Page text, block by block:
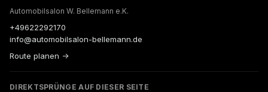
Automobilsalon W. Bellemann e.K.
+49622292170
info@automobilsalon-bellemann.de
Route planen →
DIREKTSPRÜNGE AUF DIESER SEITE